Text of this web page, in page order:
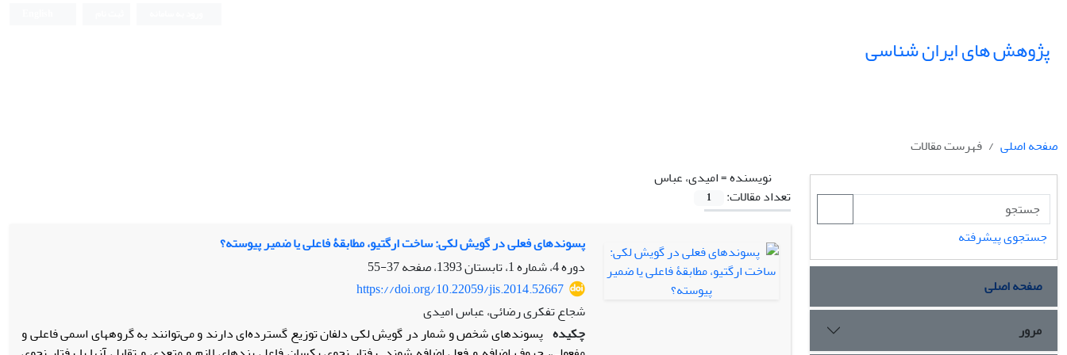
پژوهش های ایران شناسی
صفحه اصلی
فهرست مقالات
نویسنده =امیدی، عباس
تعداد مقالات:
1
پسوندهای فعلی در گویش لکی: ساخت ارگتیو، مطابقۀ فاعلی یا ضمیر پیوسته؟
دوره 4، شماره 1، تابستان 1393، صفحه
37-55
https://doi.org/10.22059/jis.2014.52667
شجاع تفکری رضائی، عباس امیدی
چکیده پسوندهای شخص و شمار در گویش لکی دلفان توزیع گسترده‌ای دارند و می‌توانند به گروه­های اسمی فاعلی و
جستجوی پیشرفته
صفحه اصلی
مرور